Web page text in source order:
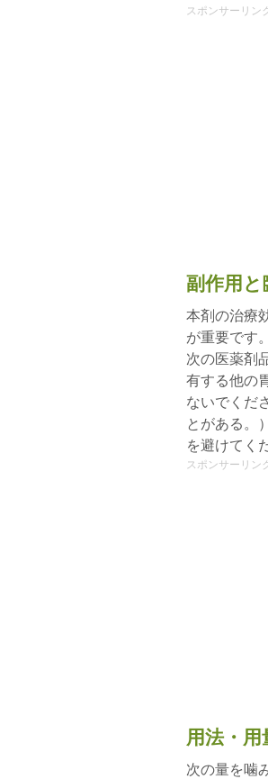
スポンサーリン
副作用と
本剤の治療
が重要です
次の医薬剤
有する他の
ないでくだ
とがある。
を避けてく
スポンサーリン
用法・
次の量を噛